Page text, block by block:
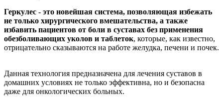
Геркулес - это новейшая система, позволяющая избежать
не только хирургического вмешательства, a также
избавить пациентов от боли в суставах без применения
обезболивающих уколов и таблеток, которые, как известно,
отрицательно сказываются на работе желудка, печени и почек.
Данная технология предназначена для лечения суставов в
домашних условиях не только эффективна, но и безопасна
даже для онкологических больных.